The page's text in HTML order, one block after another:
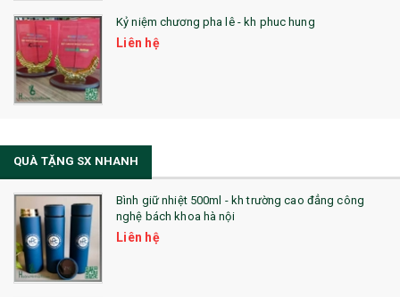
Kỷ niệm chương pha lê - kh phuc hung
Liên hệ
QUÀ TẶNG SX NHANH
Bình giữ nhiệt 500ml - kh trường cao đẳng công
nghệ bách khoa hà nội
Liên hệ